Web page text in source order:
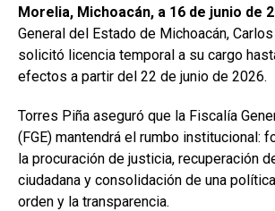
Morelia, Michoacán, a 16 de junio de
General del Estado de Michoacán,
solicitó licencia temporal a su cargo
efectos a partir del 22 de junio de 2026.
Torres Piña aseguró que la Fiscalía
(FGE) mantendrá el rumbo institucional:
la procuración de justicia, recuperación
ciudadana y consolidación de una
orden y la transparencia.